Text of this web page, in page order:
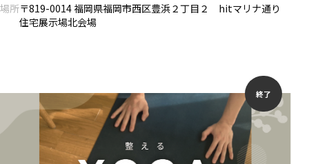
場所〒819-0014 福岡県福岡市西区豊浜２丁目２ hitマリナ通り
住宅展示場北会場
終了